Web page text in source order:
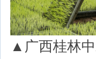
▲广西桂林